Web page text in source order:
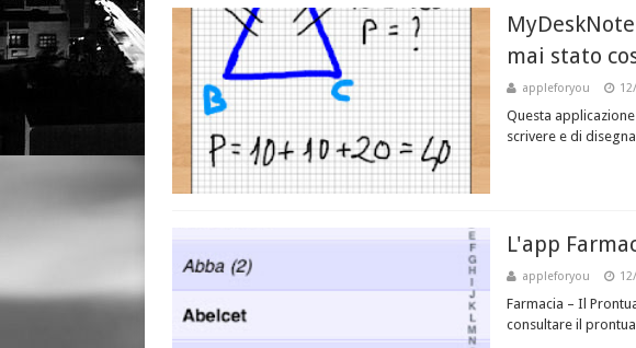
mai stato
appleforyou
Questa
scrivere e di
L'app
appleforyou
Farmacia – Il
consultare il